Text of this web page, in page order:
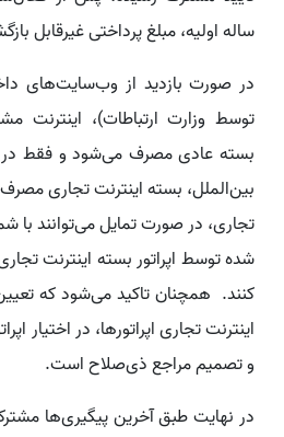
ساله اولیه، مبلغ پرداختی غیرقابل
در صورت بازدید از وب‌سایت‌های
توسط وزارت ارتباطات)، اینترنت
بسته عادی مصرف می‌شود و فقط در
بین‌الملل، بسته اینترنت تجاری
تجاری، در صورت تمایل می‌توانند با
شده توسط اپراتور بسته اینترنت
کنند. همچنان تاکید می‌شود که
اینترنت تجاری اپراتورها، در اختیار
و تصمیم مراجع ذی‌صلاح است.
در نهایت طبق آخرین پیگیری‌ها